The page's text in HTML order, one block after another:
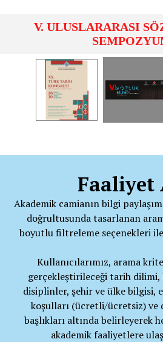
V. ULUSLARARASI
Faaliyet
Akademik camianın bilgi
doğrultusunda tasarlanan
boyutlu filtreleme seçenekleri
Kullanıcılarımız, arama
gerçekleştirileceği tarih
disiplinler, şehir ve ülke bilgisi,
koşulları (ücretli/ücretsiz) ve
başlıkları altında belirleyerek
akademik faaliyetlere